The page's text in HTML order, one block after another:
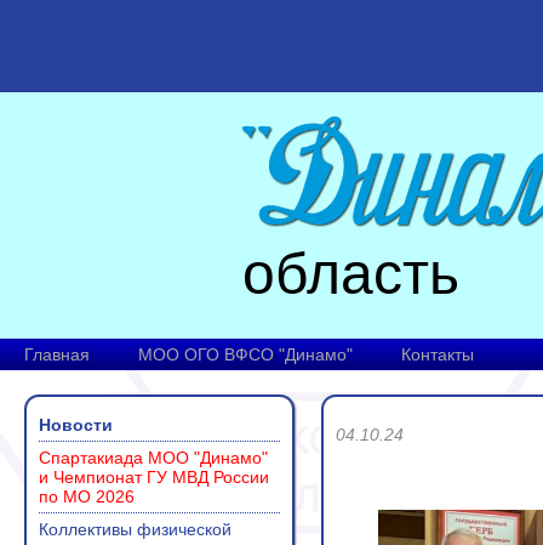
область
Главная МОО ОГО ВФСО "Динамо" Контакты
Новости
Спартакиада МОО "Динамо"
и Чемпионат ГУ МВД России
по МО 2026
Коллективы физической
04.10.24